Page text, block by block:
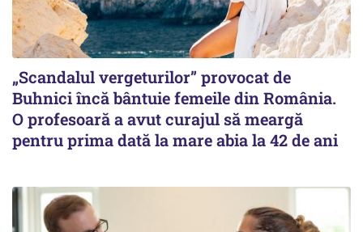
„Scandalul vergeturilor” provocat de
Buhnici încă bântuie femeile din România.
O profesoară a avut curajul să meargă
pentru prima dată la mare abia la 42 de ani